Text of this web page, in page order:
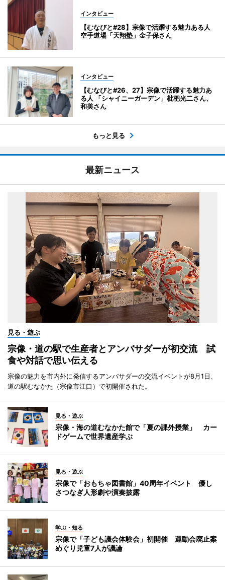
インタビュー
【むなびと#28】宗像で活躍する魅力ある人
空手道場「天翔塾」金子保さん
インタビュー
【むなびと#26、27】宗像で活躍する魅力あ
る人 「シャイニーガーデン」枇杷光二さん、
和美さん
もっと見る
最新ニュース
見る・遊ぶ
宗像・道の駅で生産者とアンバサダーが初交流 試
食や対話で思い伝える
宗像の魅力を市内外に発信するアンバサダーの交流イベントが8月1日、
道の駅むなかた（宗像市江口）で初開催された。
見る・遊ぶ
宗像・海の道むなかた館で「夏の課外授業」 カー
ドゲームで世界遺産学ぶ
見る・遊ぶ
宗像で「おもちゃ図書館」40周年イベント 優し
さつなぎ人形劇や演奏披露
学ぶ・知る
宗像で「子ども議会体験会」初開催 運動会廃止案
めぐり児童7人が議論